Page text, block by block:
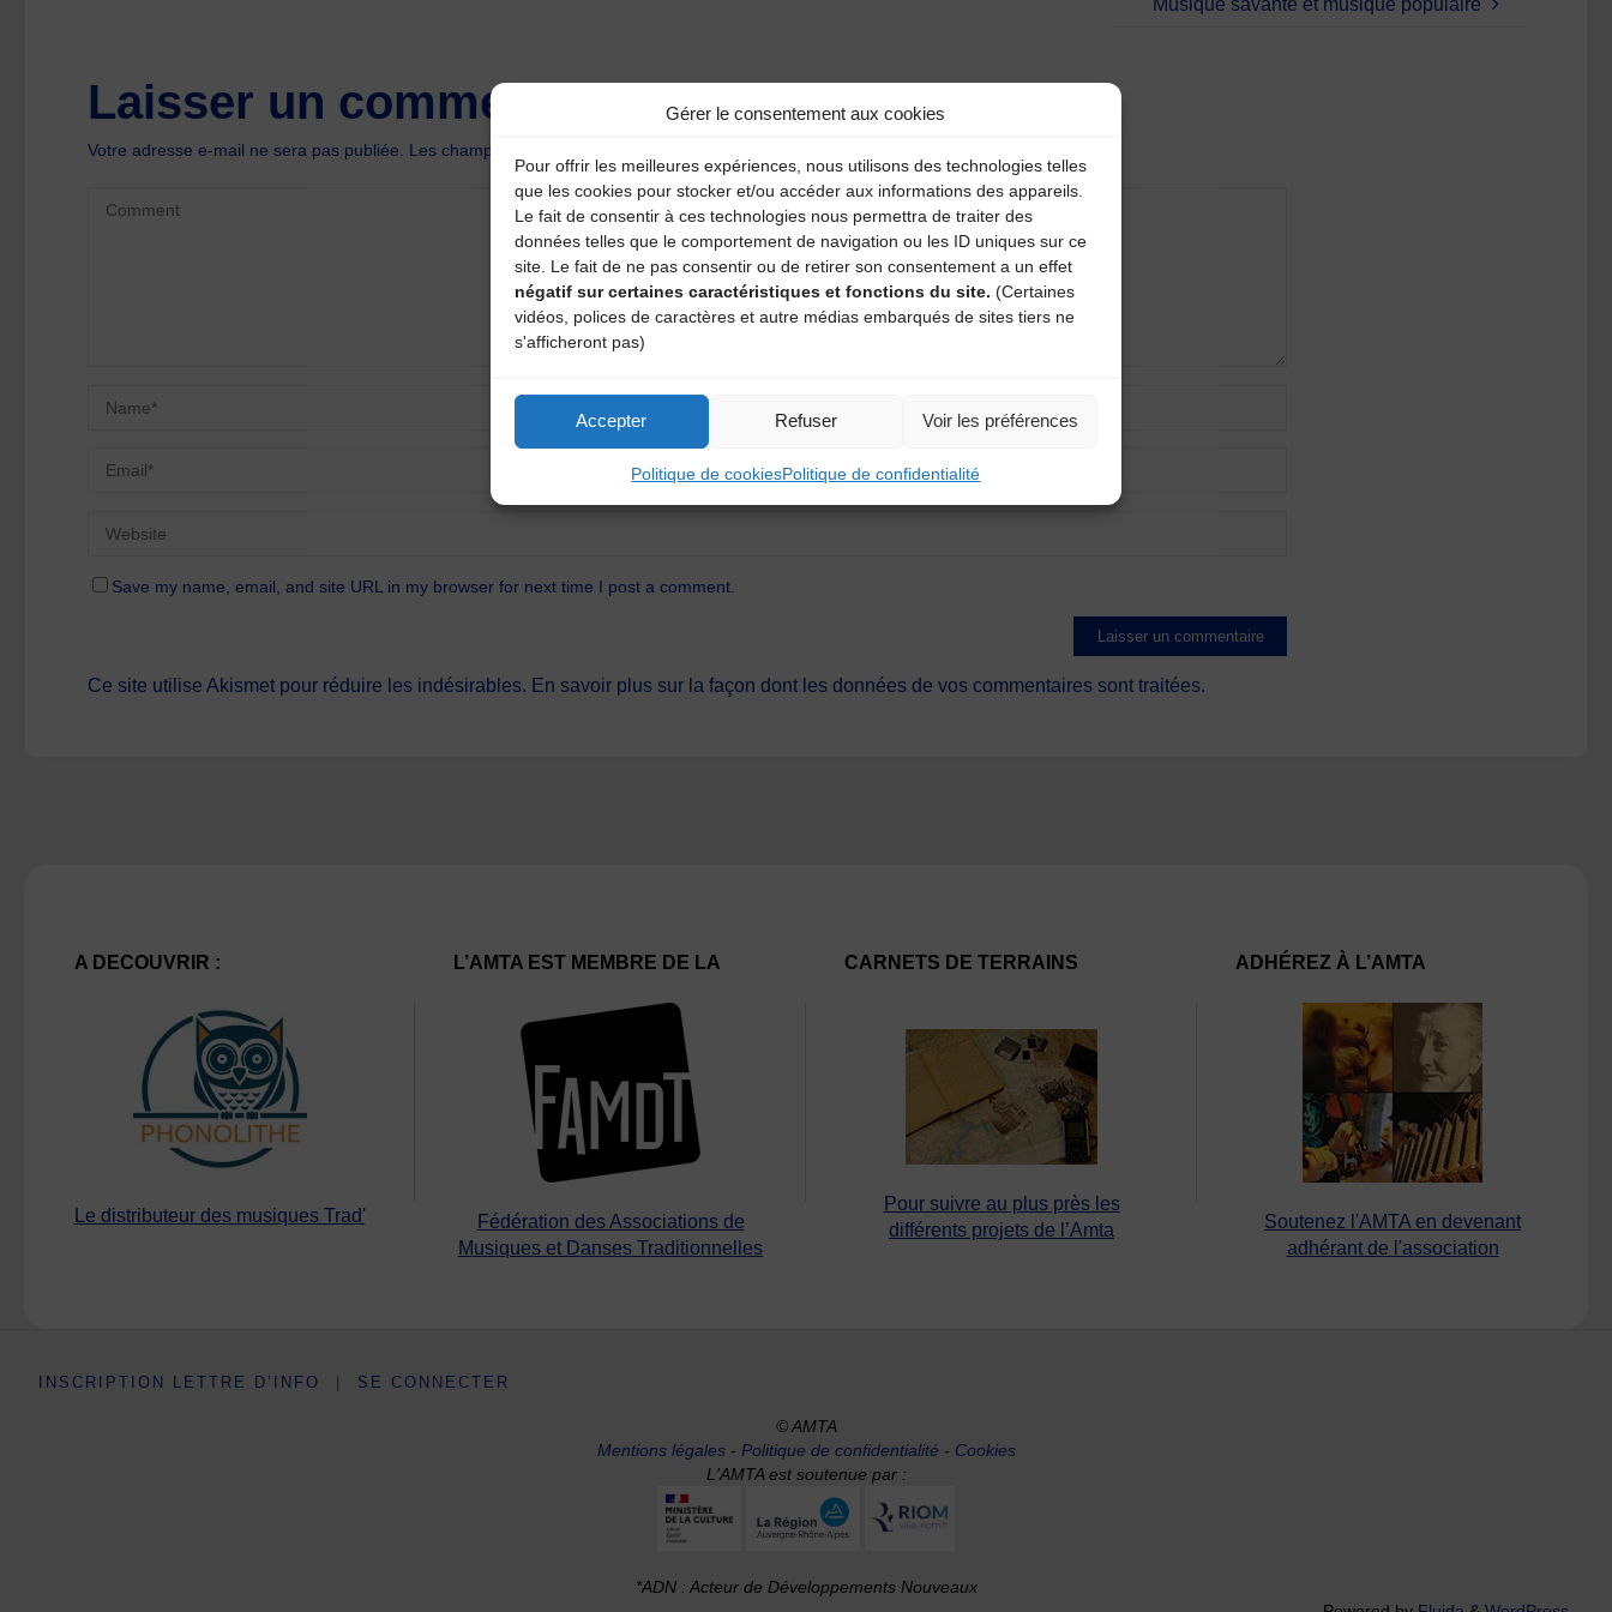
Gérer le consentement aux cookies
Pour offrir les meilleures expériences, nous utilisons des technologies telles
que les cookies pour stocker et/ou accéder aux informations des appareils.
Le fait de consentir à ces technologies nous permettra de traiter des
données telles que le comportement de navigation ou les ID uniques sur ce
site. Le fait de ne pas consentir ou de retirer son consentement a un effet
négatif sur certaines caractéristiques et fonctions du site. (Certaines
vidéos, polices de caractères et autre médias embarqués de sites tiers ne
s'afficheront pas)
Accepter Refuser Voir les préférences
Politique de cookiesPolitique de confidentialité
Laisser un commentaire
Votre adresse e-mail ne sera pas publiée. Les champs obligatoires sont indiqués avec
Save my name, email, and site URL in my browser for next time I post a comment.
Ce site utilise Akismet pour réduire les indésirables. En savoir plus sur la façon dont les données de vos commentaires sont traitées.
A DECOUVRIR :
Le distributeur des musiques Trad'
L’AMTA EST MEMBRE DE LA
Fédération des Associations de
Musiques et Danses Traditionnelles
CARNETS DE TERRAINS
Pour suivre au plus près les
différents projets de l’Amta
ADHÉREZ À L’AMTA
Soutenez l'AMTA en devenant
adhérant de l'association
INSCRIPTION LETTRE D’INFO SE CONNECTER
© AMTA
Mentions légales- Politique de confidentialité - Cookies
L'AMTA est soutenue par :
*ADN : Acteur de Développements Nouveaux